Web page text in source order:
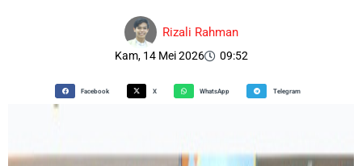
Rizali Rahman
Kam, 14 Mei 2026 09:52
Facebook X WhatsApp Telegram